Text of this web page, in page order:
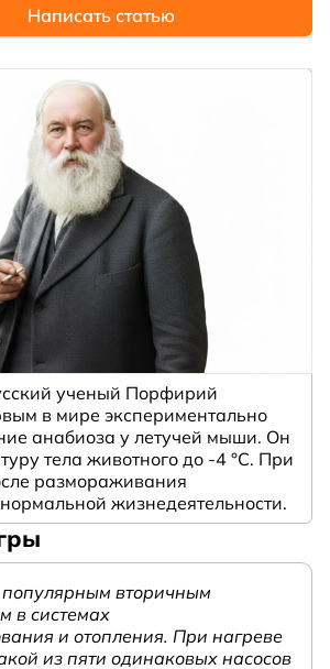
Написать статью
ученый Порфирий
в мире экспериментально
анабиоза у летучей мыши. Он
тела животного до -4 °C. При
размораживания
жизнедеятельности.
популярным вторичным
в системах
и отопления. При нагреве
из пяти одинаковых насосов